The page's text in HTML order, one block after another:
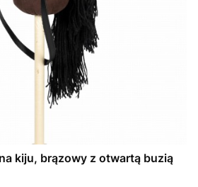
kiju, brązowy z otwartą buzią